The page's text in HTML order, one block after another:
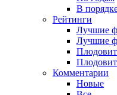
В
Рейтинги
Лучшие
Лучшие
Комментарии
Новые